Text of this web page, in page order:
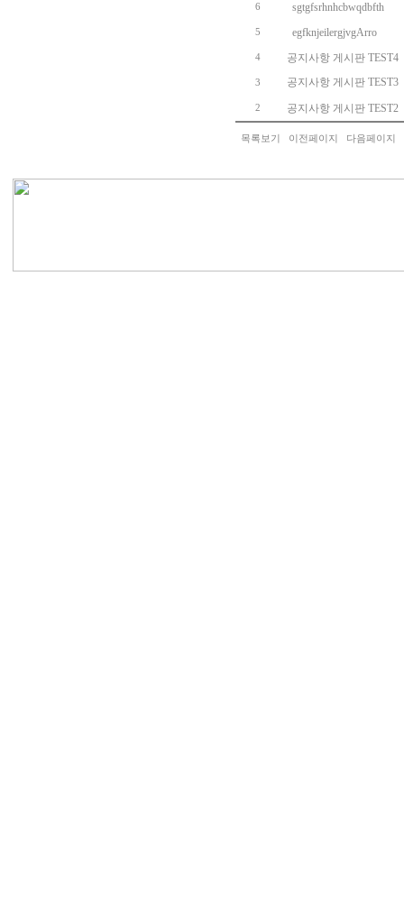
6 sgtgfsrhnhcbwqdbfth
5 egfknjeilergjvgArro
4 공지사항 게시판 TEST4
3 공지사항 게시판 TEST3
2 공지사항 게시판 TEST2
목록보기 이전페이지 다음페이지